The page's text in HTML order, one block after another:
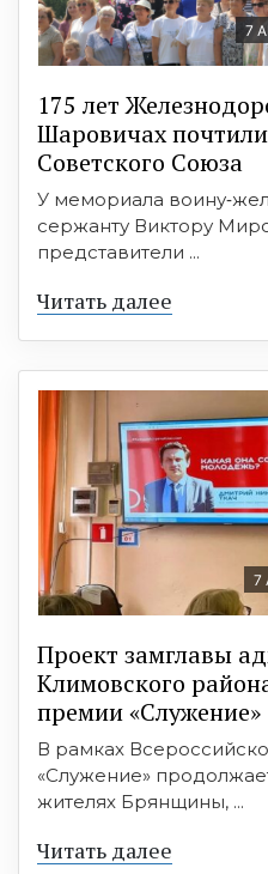
7
175 лет
Шаровичах
Советского Союза
У мемориала
сержанту Виктору
представители ...
Читать далее
7
Проект замглавы
Климовского
премии «Служение»
В рамках
«Служение»
жителях Брянщины, ...
Читать далее